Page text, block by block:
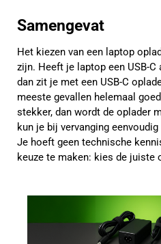
Samengevat
Het kiezen van een laptop
zijn. Heeft je laptop een USB-
dan zit je met een USB-C
meeste gevallen helemaal
stekker, dan wordt de oplader
kun je bij vervanging
Je hoeft geen technische
keuze te maken: kies de juiste